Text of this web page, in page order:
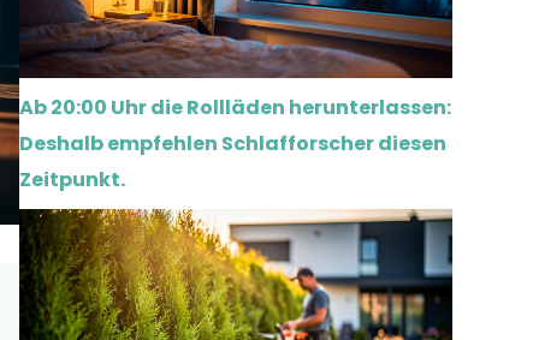
Ab 20:00 Uhr die Rollläden herunterlassen:
Deshalb empfehlen Schlafforscher diesen
Zeitpunkt.